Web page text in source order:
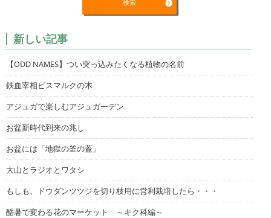
新しい記事
【ODD NAMES】つい突っ込みたくなる植物の名前
鉄血宰相ビスマルクの木
アジュガで楽しむアジュガーデン
お盆新時代到来の兆し
お盆には「地獄の釜の蓋」
大山とラジオとワタシ
もしも、ドウダンツツジを切り枝用に営利栽培したら・・・
酷暑で変わる花のマーケット ～キク科編～